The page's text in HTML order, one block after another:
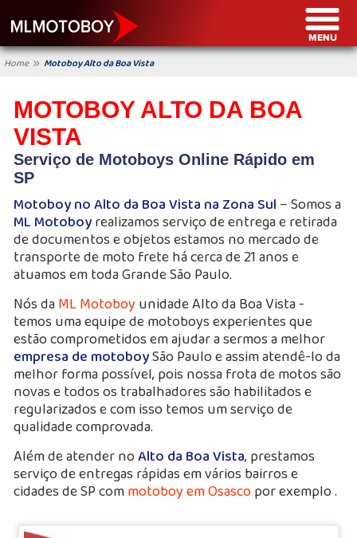
Home » Motoboy Alto da Boa Vista
MOTOBOY ALTO DA BOA
VISTA
Serviço de Motoboys Online Rápido em
SP
Motoboy no Alto da Boa Vista na Zona Sul – Somos a
ML Motoboyrealizamos serviço de entrega e retirada
de documentos e objetos estamos no mercado de
transporte de moto frete há cerca de 21 anos e
atuamos em toda Grande São Paulo.
Nós daML Motoboy unidade Alto da Boa Vista -
temos uma equipe de motoboys experientes que
estão comprometidos em ajudar a sermos a melhor
empresa de motoboySão Paulo e assim atendê-lo da
melhor forma possível, pois nossa frota de motos são
novas e todos os trabalhadores são habilitados e
regularizados e com isso temos um serviço de
qualidade comprovada.
Além de atender noAlto da Boa Vista, prestamos
serviço de entregas rápidas em vários bairros e
cidades de SP commotoboy em Osascopor exemplo .